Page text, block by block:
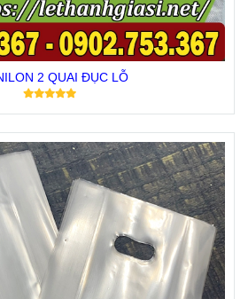
2 QUAI ĐỤC LỖ